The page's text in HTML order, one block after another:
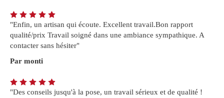
"Enfin, un artisan qui écoute. Excellent travail.Bon rapport
qualité/prix Travail soigné dans une ambiance sympathique. A
contacter sans hésiter"
Par monti
"Des conseils jusqu'à la pose, un travail sérieux et de qualité !